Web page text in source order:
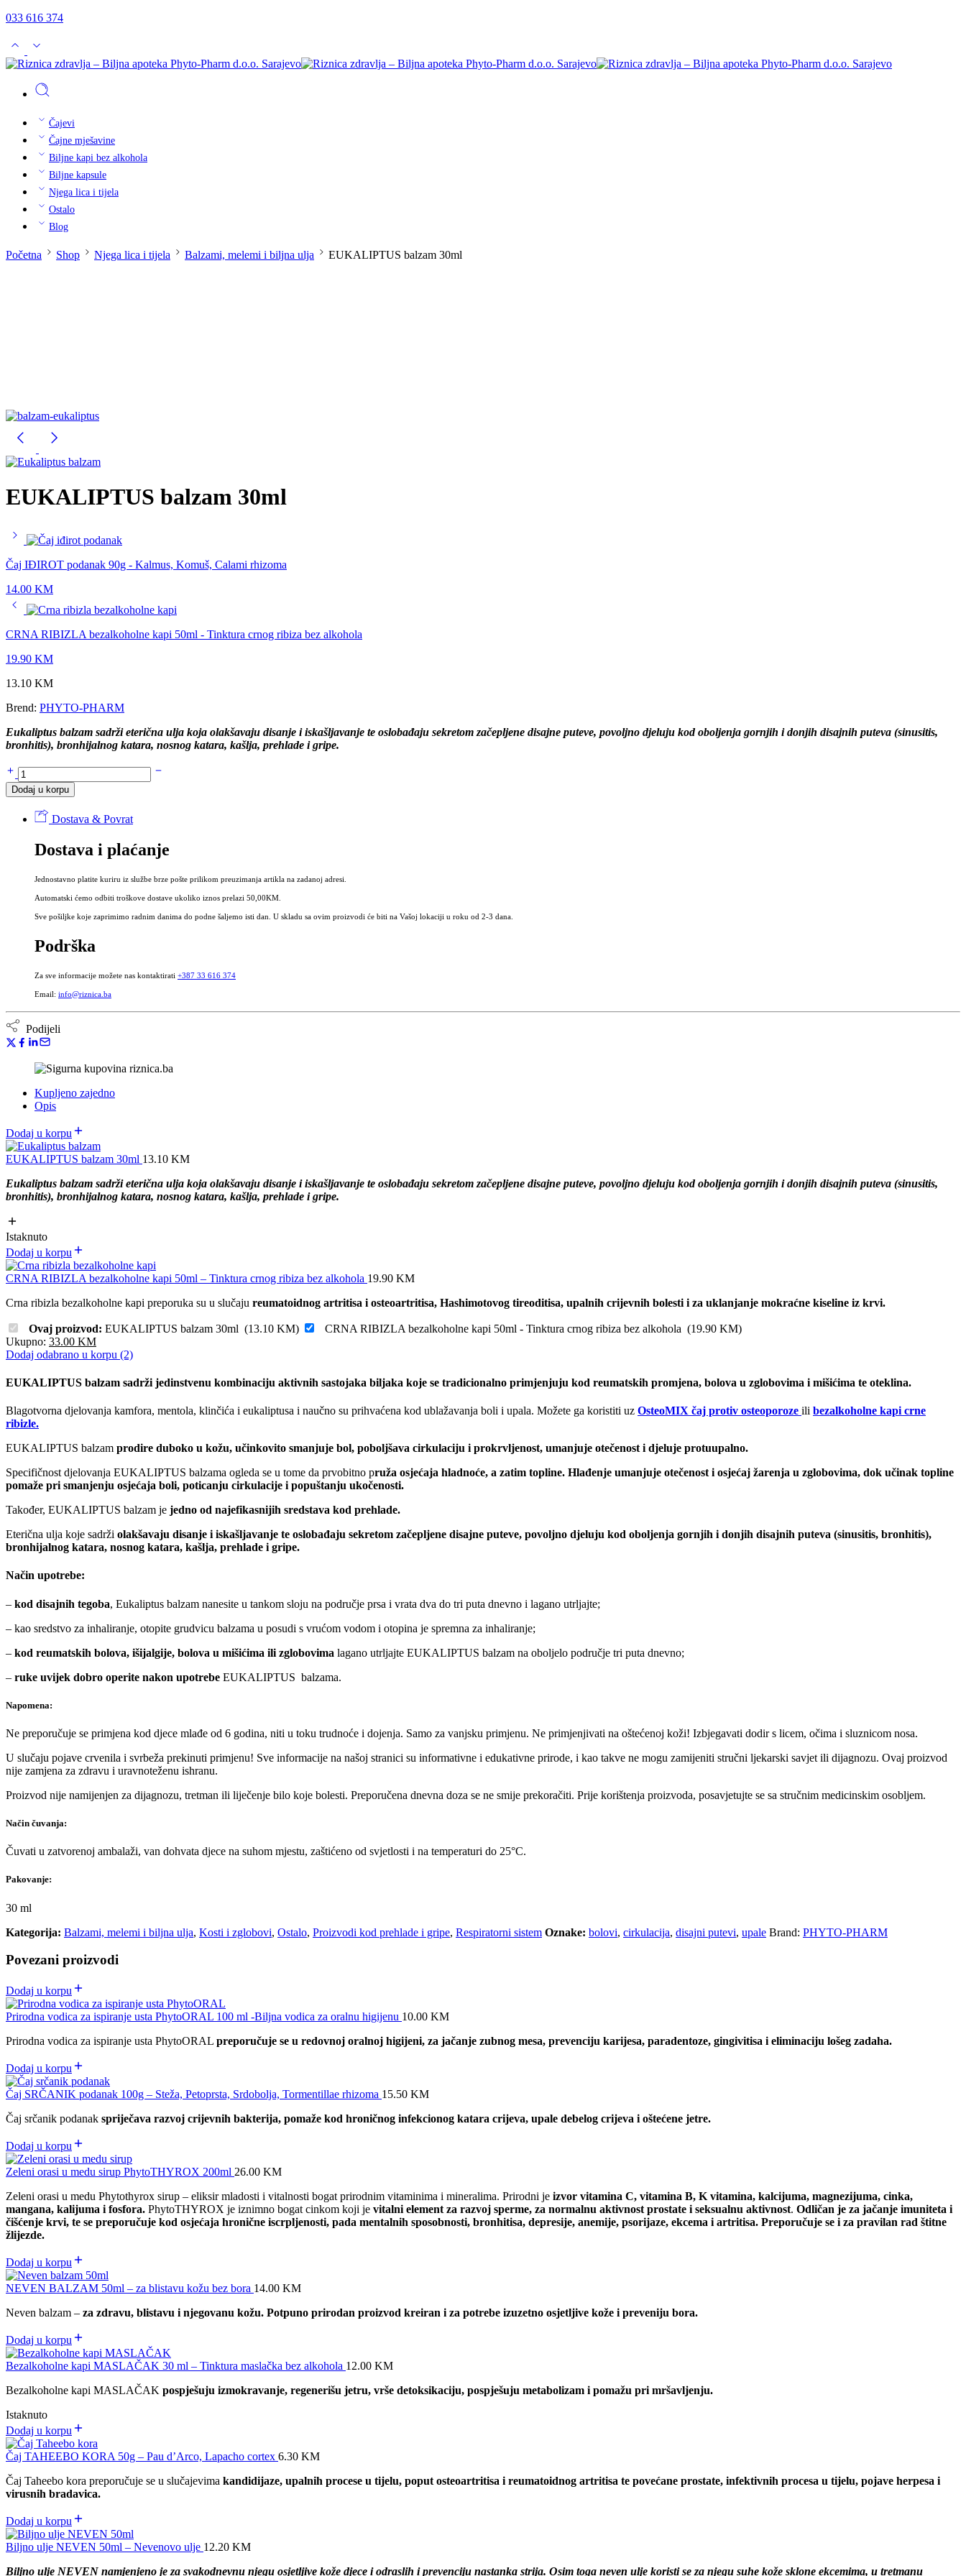
033 616 374
Čajevi
Čajne mješavine
Biljne kapi bez alkohola
Biljne kapsule
Njega lica i tijela
Ostalo
Blog
Početna Shop Njega lica i tijela Balzami, melemi i biljna ulja EUKALIPTUS balzam 30ml
EUKALIPTUS balzam 30ml
Čaj IĐIROT podanak 90g - Kalmus, Komuš, Calami rhizoma
14.00 KM
CRNA RIBIZLA bezalkoholne kapi 50ml - Tinktura crnog ribiza bez alkohola
19.90 KM
13.10 KM
Brend: PHYTO-PHARM
Eukaliptus balzam sadrži eterična ulja koja olakšavaju disanje i iskašljavanje te oslobađaju sekretom začepljene disajne puteve, povoljno djeluju kod oboljenja gornjih i donjih disajnih puteva (sinusitis,
bronhitis), bronhijalnog katara, nosnog katara, kašlja, prehlade i gripe.
EUKALIPTUS
balzam
30ml
Dodaj u korpu
Dostava & Povrat
Dostava i plaćanje
Jednostavno platite kuriru iz službe brze pošte prilikom preuzimanja artikla na zadanoj adresi.
Automatski ćemo odbiti troškove dostave ukoliko iznos prelazi 50,00KM.
Sve pošiljke koje zaprimimo radnim danima do podne šaljemo isti dan. U skladu sa ovim proizvodi će biti na Vašoj lokaciji u roku od 2-3 dana.
Podrška
Za sve informacije možete nas kontaktirati +387 33 616 374
Email: info@riznica.ba
Podijeli
Kupljeno zajedno
Opis
Dodaj u korpu
EUKALIPTUS balzam 30ml 13.10 KM
Eukaliptus balzam sadrži eterična ulja koja olakšavaju disanje i iskašljavanje te oslobađaju sekretom začepljene disajne puteve, povoljno djeluju kod oboljenja gornjih i donjih disajnih puteva (sinusitis,
bronhitis), bronhijalnog katara, nosnog katara, kašlja, prehlade i gripe.
Istaknuto
Dodaj u korpu
CRNA RIBIZLA bezalkoholne kapi 50ml – Tinktura crnog ribiza bez alkohola 19.90 KM
Crna ribizla bezalkoholne kapi preporuka su u slučaju reumatoidnog artritisa i osteoartritisa, Hashimotovog tireoditisa, upalnih crijevnih bolesti i za uklanjanje mokraćne kiseline iz krvi.
Ovaj proizvod: EUKALIPTUS balzam 30ml (13.10 KM) CRNA RIBIZLA bezalkoholne kapi 50ml - Tinktura crnog ribiza bez alkohola (19.90 KM)
Ukupno: 33.00 KM
Dodaj odabrano u korpu (2)
EUKALIPTUS balzam sadrži jedinstvenu kombinaciju aktivnih sastojaka biljaka koje se tradicionalno primjenjuju kod reumatskih promjena, bolova u zglobovima i mišićima te oteklina.
Blagotvorna djelovanja kamfora, mentola, klinčića i eukaliptusa i naučno su prihvaćena kod ublažavanja boli i upala. Možete ga koristiti uz OsteoMIX čaj protiv osteoporoze ili bezalkoholne kapi crne
ribizle.
EUKALIPTUS balzam prodire duboko u kožu, učinkovito smanjuje bol, poboljšava cirkulaciju i prokrvljenost, umanjuje otečenost i djeluje protuupalno.
Specifičnost djelovanja EUKALIPTUS balzama ogleda se u tome da prvobitno pruža osjećaja hladnoće, a zatim topline. Hlađenje umanjuje otečenost i osjećaj žarenja u zglobovima, dok učinak topline
pomaže pri smanjenju osjećaja boli, poticanju cirkulacije i popuštanju ukočenosti.
Također, EUKALIPTUS balzam je jedno od najefikasnijih sredstava kod prehlade.
Eterična ulja koje sadrži olakšavaju disanje i iskašljavanje te oslobađaju sekretom začepljene disajne puteve, povoljno djeluju kod oboljenja gornjih i donjih disajnih puteva (sinusitis, bronhitis),
bronhijalnog katara, nosnog katara, kašlja, prehlade i gripe.
Način upotrebe:
– kod disajnih tegoba, Eukaliptus balzam nanesite u tankom sloju na područje prsa i vrata dva do tri puta dnevno i lagano utrljajte;
– kao sredstvo za inhaliranje, otopite grudvicu balzama u posudi s vrućom vodom i otopina je spremna za inhaliranje;
– kod reumatskih bolova, išijalgije, bolova u mišićima ili zglobovima lagano utrljajte EUKALIPTUS balzam na oboljelo područje tri puta dnevno;
– ruke uvijek dobro operite nakon upotrebe EUKALIPTUS balzama.
Napomena:
Ne preporučuje se primjena kod djece mlađe od 6 godina, niti u toku trudnoće i dojenja. Samo za vanjsku primjenu. Ne primjenjivati na oštećenoj koži! Izbjegavati dodir s licem, očima i sluznicom nosa.
U slučaju pojave crvenila i svrbeža prekinuti primjenu! Sve informacije na našoj stranici su informativne i edukativne prirode, i kao takve ne mogu zamijeniti stručni ljekarski savjet ili dijagnozu. Ovaj proizvod
nije zamjena za zdravu i uravnoteženu ishranu.
Proizvod nije namijenjen za dijagnozu, tretman ili liječenje bilo koje bolesti. Preporučena dnevna doza se ne smije prekoračiti. Prije korištenja proizvoda, posavjetujte se sa stručnim medicinskim osobljem.
Način čuvanja:
Čuvati u zatvorenoj ambalaži, van dohvata djece na suhom mjestu, zaštićeno od svjetlosti i na temperaturi do 25°C.
Pakovanje:
30 ml
Kategorija: Balzami, melemi i biljna ulja, Kosti i zglobovi, Ostalo, Proizvodi kod prehlade i gripe, Respiratorni sistem Oznake: bolovi, cirkulacija, disajni putevi, upale Brand: PHYTO-PHARM
Povezani proizvodi
Dodaj u korpu
Prirodna vodica za ispiranje usta PhytoORAL 100 ml -Biljna vodica za oralnu higijenu 10.00 KM
Prirodna vodica za ispiranje usta PhytoORAL preporučuje se u redovnoj oralnoj higijeni, za jačanje zubnog mesa, prevenciju karijesa, paradentoze, gingivitisa i eliminaciju lošeg zadaha.
Dodaj u korpu
Čaj SRČANIK podanak 100g – Steža, Petoprsta, Srdobolja, Tormentillae rhizoma 15.50 KM
Čaj srčanik podanak spriječava razvoj crijevnih bakterija, pomaže kod hroničnog infekcionog katara crijeva, upale debelog crijeva i oštećene jetre.
Dodaj u korpu
Zeleni orasi u medu sirup PhytoTHYROX 200ml 26.00 KM
Zeleni orasi u medu Phytothyrox sirup – eliksir mladosti i vitalnosti bogat prirodnim vitaminima i mineralima. Prirodni je izvor vitamina C, vitamina B, K vitamina, kalcijuma, magnezijuma, cinka,
mangana, kalijuma i fosfora. PhytoTHYROX je iznimno bogat cinkom koji je vitalni element za razvoj sperme, za normalnu aktivnost prostate i seksualnu aktivnost. Odličan je za jačanje imuniteta i
čišćenje krvi, te se preporučuje kod osjećaja hronične iscrpljenosti, pada mentalnih sposobnosti, bronhitisa, depresije, anemije, psorijaze, ekcema i artritisa. Preporučuje se i za pravilan rad štitne
žlijezde.
Dodaj u korpu
NEVEN BALZAM 50ml – za blistavu kožu bez bora 14.00 KM
Neven balzam – za zdravu, blistavu i njegovanu kožu. Potpuno prirodan proizvod kreiran i za potrebe izuzetno osjetljive kože i preveniju bora.
Dodaj u korpu
Bezalkoholne kapi MASLAČAK 30 ml – Tinktura maslačka bez alkohola 12.00 KM
Bezalkoholne kapi MASLAČAK pospješuju izmokravanje, regenerišu jetru, vrše detoksikaciju, pospješuju metabolizam i pomažu pri mršavljenju.
Istaknuto
Dodaj u korpu
Čaj TAHEEBO KORA 50g – Pau d’Arco, Lapacho cortex 6.30 KM
Čaj Taheebo kora preporučuje se u slučajevima kandidijaze, upalnih procese u tijelu, poput osteoartritisa i reumatoidnog artritisa te povećane prostate, infektivnih procesa u tijelu, pojave herpesa i
virusnih bradavica.
Dodaj u korpu
Biljno ulje NEVEN 50ml – Nevenovo ulje 12.20 KM
Biljno ulje NEVEN namjenjeno je za svakodnevnu njegu osjetljive kože djece i odraslih i prevenciju nastanka strija. Osim toga neven ulje koristi se za njegu suhe kože sklone ekcemima, u tretmanu